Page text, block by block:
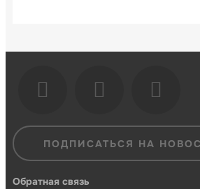
ПОДПИСАТЬСЯ НА
Обратная связь